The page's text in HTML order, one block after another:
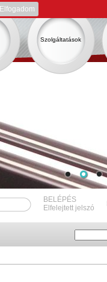
Elfogadom
Szolgáltatások
BELÉPÉS
Elfelejtett jelszó